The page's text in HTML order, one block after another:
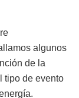
algunos
de la
tipo de evento